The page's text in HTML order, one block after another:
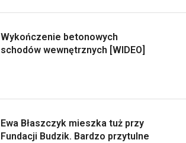
Wykończenie betonowych
schodów wewnętrznych [WIDEO]
Ewa Błaszczyk mieszka tuż przy
Fundacji Budzik. Bardzo przytulne